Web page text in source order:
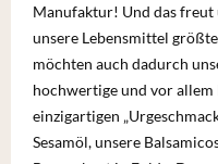
Manufaktur! Und das
unsere Lebensmittel
möchten auch dadurch
hochwertige und vor
einzigartigen
Sesamöl, unsere